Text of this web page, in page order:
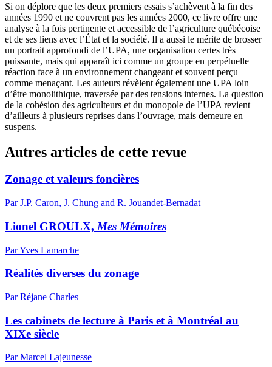
Si on déplore que les deux premiers essais s’achèvent à la fin des
années 1990 et ne couvrent pas les années 2000, ce livre offre une
analyse à la fois pertinente et accessible de l’agriculture québécoise
et de ses liens avec l’État et la société. Il a aussi le mérite de brosser
un portrait approfondi de l’UPA, une organisation certes très
puissante, mais qui apparaît ici comme un groupe en perpétuelle
réaction face à un environnement changeant et souvent perçu
comme menaçant. Les auteurs révèlent également une UPA loin
d’être monolithique, traversée par des tensions internes. La question
de la cohésion des agriculteurs et du monopole de l’UPA revient
d’ailleurs à plusieurs reprises dans l’ouvrage, mais demeure en
suspens.
Autres articles de cette revue
Zonage et valeurs foncières
Par J.P. Caron, J. Chung and R. Jouandet-Bernadat
Lionel GROULX, Mes Mémoires
Par Yves Lamarche
Réalités diverses du zonage
Par Réjane Charles
Les cabinets de lecture à Paris et à Montréal au
XIXe siècle
Par Marcel Lajeunesse